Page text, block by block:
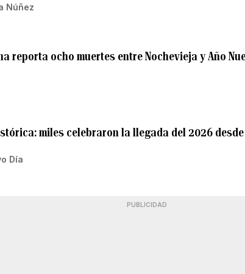
Núñez
reporta ocho muertes entre Nochevieja y Año
miles celebraron la llegada del 2026 desde
Día
PUBLICIDAD